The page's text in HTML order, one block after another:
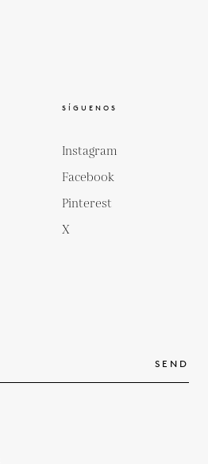
SÍGUENOS
Instagram
Facebook
Pinterest
X
SEND